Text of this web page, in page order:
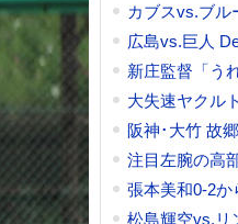
カブスvs.ブル
広島vs.巨人
新庄監督「う
大失速ヤクル
阪神･大竹 故
注目左腕の高
張本美和0-2か
松島輝空vs.リ